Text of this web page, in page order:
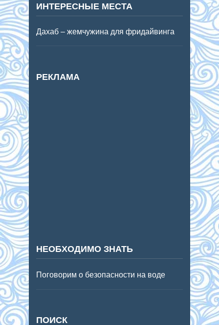
ИНТЕРЕСНЫЕ МЕСТА
Дахаб – жемчужина для фридайвинга
РЕКЛАМА
НЕОБХОДИМО ЗНАТЬ
Поговорим о безопасности на воде
ПОИСК